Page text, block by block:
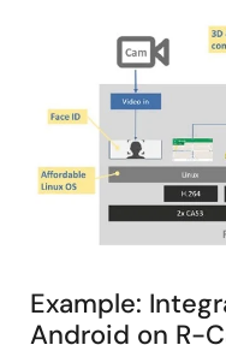
Example:
Android on R-